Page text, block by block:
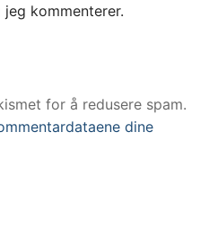
kommenterer.
for å redusere spam.
dine